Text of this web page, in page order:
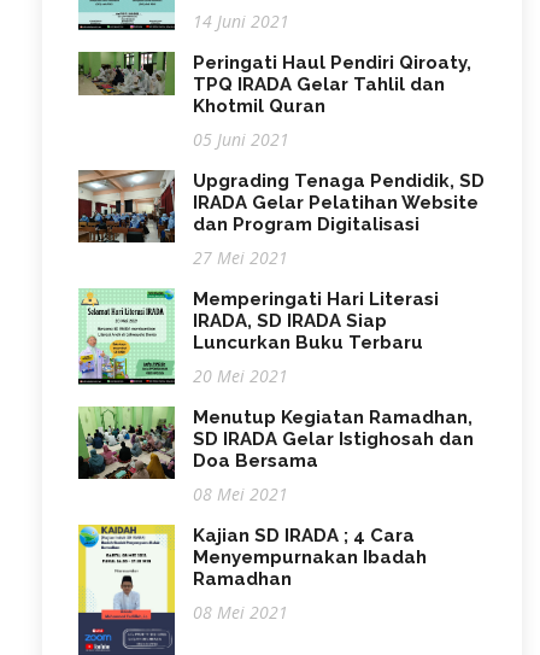
14 Juni 2021
Peringati Haul Pendiri Qiroaty,
TPQ IRADA Gelar Tahlil dan
Khotmil Quran
05 Juni 2021
Upgrading Tenaga Pendidik, SD
IRADA Gelar Pelatihan Website
dan Program Digitalisasi
27 Mei 2021
Memperingati Hari Literasi
IRADA, SD IRADA Siap
Luncurkan Buku Terbaru
20 Mei 2021
Menutup Kegiatan Ramadhan,
SD IRADA Gelar Istighosah dan
Doa Bersama
08 Mei 2021
Kajian SD IRADA ; 4 Cara
Menyempurnakan Ibadah
Ramadhan
08 Mei 2021